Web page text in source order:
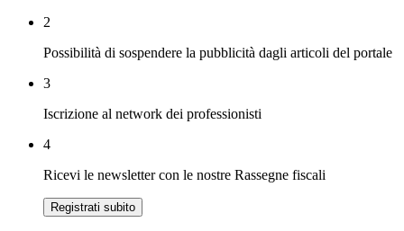
2
Possibilità di sospendere la pubblicità dagli articoli del portale
3
Iscrizione al network dei professionisti
4
Ricevi le newsletter con le nostre Rassegne fiscali
Registrati subito